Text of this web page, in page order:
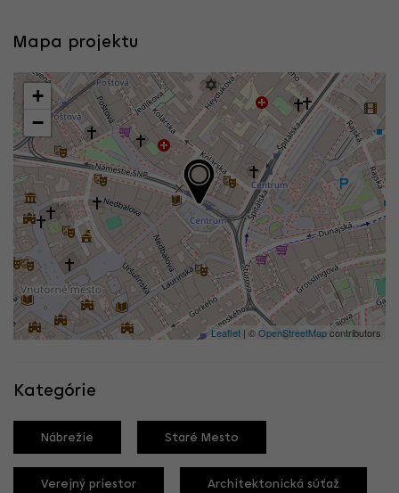
Mapa projektu
+
−
Leaflet | ©OpenStreetMapcontributors
Kategórie
Nábrežie Staré Mesto
Verejný priestor Architektonická súťaž